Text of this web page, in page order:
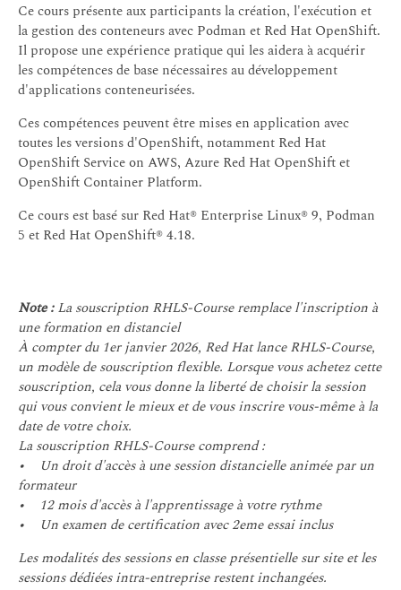
Ce cours présente aux participants la création, l'exécution et
la gestion des conteneurs avec Podman et Red Hat OpenShift.
Il propose une expérience pratique qui les aidera à acquérir
les compétences de base nécessaires au développement
d'applications conteneurisées.
Ces compétences peuvent être mises en application avec
toutes les versions d'OpenShift, notamment Red Hat
OpenShift Service on AWS, Azure Red Hat OpenShift et
OpenShift Container Platform.
Ce cours est basé sur Red Hat® Enterprise Linux® 9, Podman
5 et Red Hat OpenShift® 4.18.
Note :La souscription RHLS-Course remplace l'inscription à
une formation en distanciel
À compter du 1er janvier 2026, Red Hat lance RHLS-Course,
un modèle de souscription flexible. Lorsque vous achetez cette
souscription, cela vous donne la liberté de choisir la session
qui vous convient le mieux et de vous inscrire vous-même à la
date de votre choix.
La souscription RHLS-Course comprend :
• Un droit d'accès à une session distancielle animée par un
formateur
• 12 mois d'accès à l'apprentissage à votre rythme
• Un examen de certification avec 2eme essai inclus
Les modalités des sessions en classe présentielle sur site et les
sessions dédiées intra-entreprise restent inchangées.